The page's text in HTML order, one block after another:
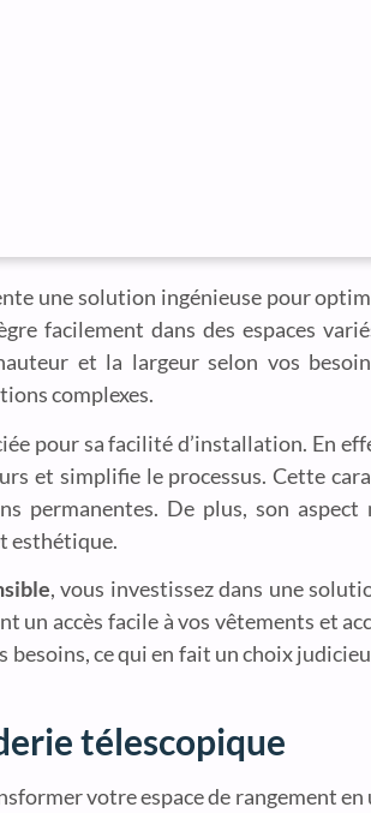
une solution ingénieuse pour
facilement dans des espaces
et la largeur selon vos
complexes.
pour sa facilité d’installation. En
et simplifie le processus. Cette
permanentes. De plus, son aspect
esthétique.
, vous investissez dans une
accès facile à vos vêtements et
besoins, ce qui en fait un choix
télescopique
votre espace de rangement